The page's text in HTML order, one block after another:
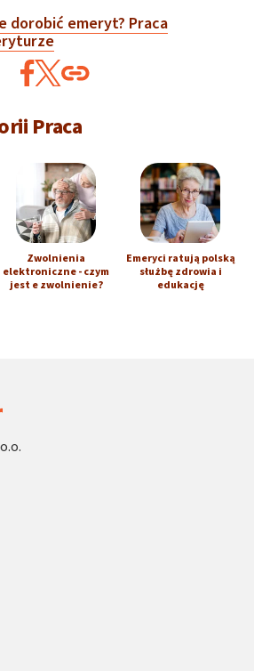
dorobić emeryt? Praca
Praca
Zwolnienia
elektroniczne - czym
jest e zwolnienie?
Emeryci ratują polską
służbę zdrowia i
edukację